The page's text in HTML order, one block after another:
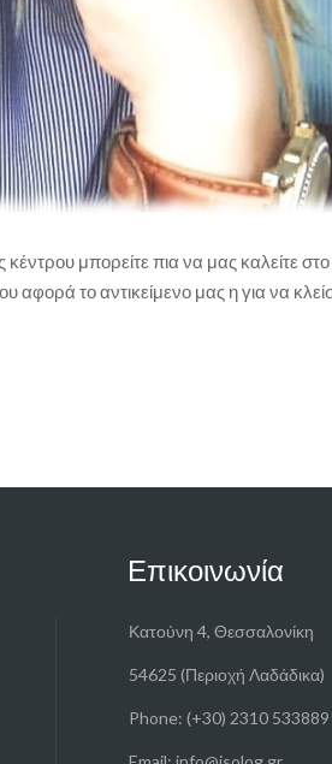
μπορείτε πια να μας καλείτε στο
το αντικείμενο μας η για να
Επικοινωνία
Κατούνη 4, Θεσσαλονίκη
54625 (Περιοχή Λαδάδικα)
Phone: (+30) 2310 533889